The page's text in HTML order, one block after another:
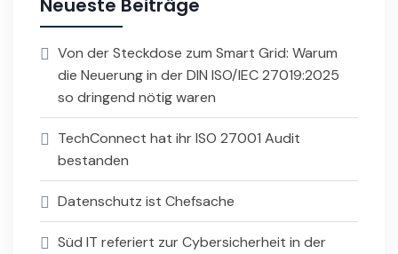
Neueste Beiträge
Von der Steckdose zum Smart Grid: Warum
die Neuerung in der DIN ISO/IEC 27019:2025
so dringend nötig waren
TechConnect hat ihr ISO 27001 Audit
bestanden
Datenschutz ist Chefsache
Süd IT referiert zur Cybersicherheit in der